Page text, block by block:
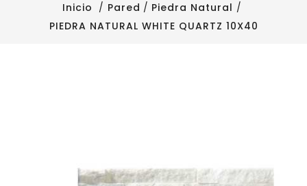
Inicio Pared
Piedra Natural
PIEDRA NATURAL WHITE QUARTZ 10X40